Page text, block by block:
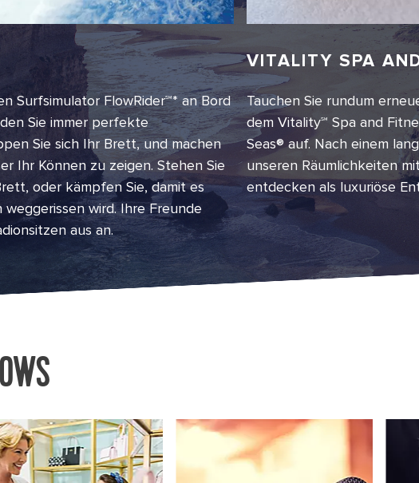
Surfsimulator FlowRider℠* an Bord
Sie immer perfekte
Sie sich Ihr Brett, und machen
Ihr Können zu zeigen. Stehen Sie
oder kämpfen Sie, damit es
wird. Ihre Freunde
aus an.
VITALITY SPA
Tauchen Sie rundum
dem Vitality℠ Spa and
Seas® auf. Nach einem
unseren Räumlichkeiten
entdecken als luxuriöse